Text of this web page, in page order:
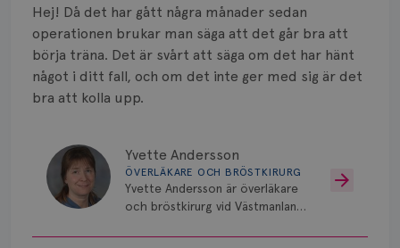
Hej! Då det har gått några månader sedan
operationen brukar man säga att det går bra att
börja träna. Det är svårt att säga om det har hänt
något i ditt fall, och om det inte ger med sig är det
bra att kolla upp.
Yvette Andersson
ÖVERLÄKARE OCH BRÖSTKIRURG
Yvette Andersson är överläkare
och bröstkirurg vid Västmanlands